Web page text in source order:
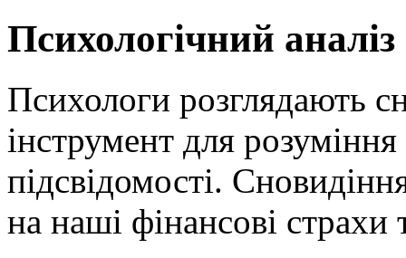
Психологічний аналіз
Психологи розглядають
інструмент для
підсвідомості.
на наші фінансові страхи